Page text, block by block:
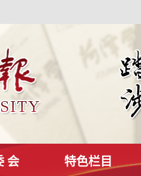
会 特色栏目